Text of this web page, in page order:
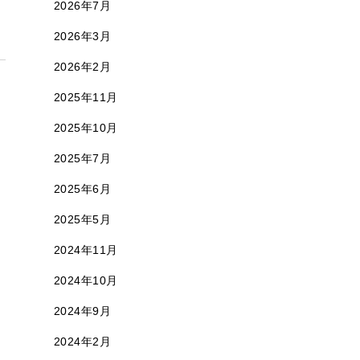
2026年7月
2026年3月
2026年2月
2025年11月
2025年10月
2025年7月
2025年6月
2025年5月
2024年11月
2024年10月
2024年9月
2024年2月